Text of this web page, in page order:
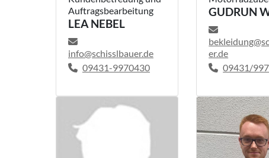
Auftragsbearbeitung
LEA NEBEL
info@schisslbauer.de
09431-9970430
GUDRUN
er.de
09431/